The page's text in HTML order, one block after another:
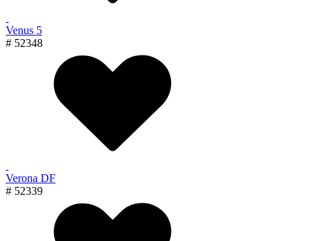
Venus 5
# 52348
Verona DF
# 52339